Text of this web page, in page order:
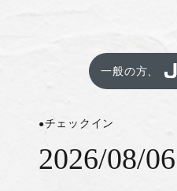
一般の方、
チェックイン